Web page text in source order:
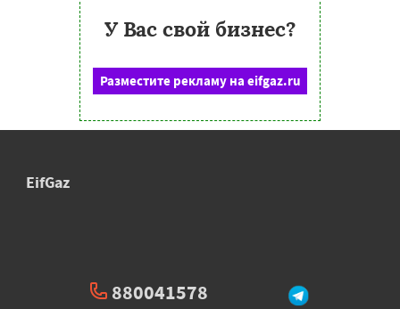
У Вас свой бизнес?
Разместите рекламу на eifgaz.ru
EifGaz
880041578